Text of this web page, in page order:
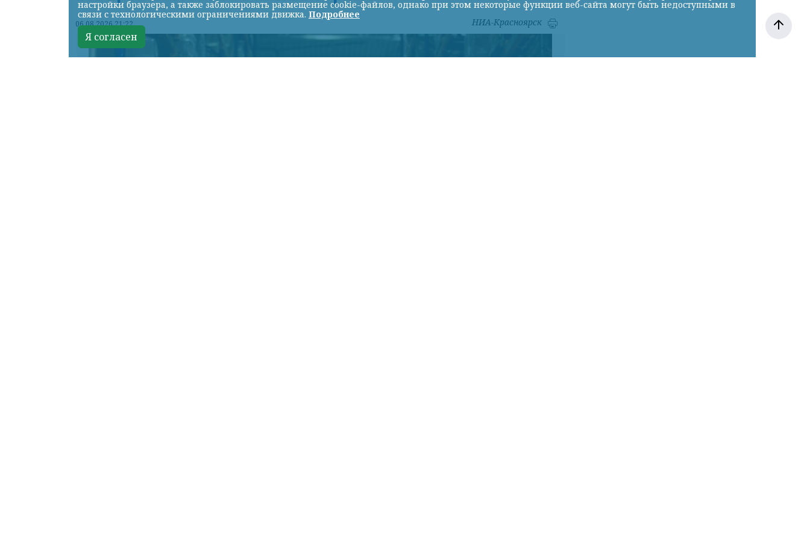
06.08.2026 21:22 НИА-Красноярск
настройки браузера, а также заблокировать размещение cookie-файлов, однако при этом некоторые функции веб-сайта могут быть недоступными в
связи с технологическими ограничениями движка. Подробнее
Я согласен